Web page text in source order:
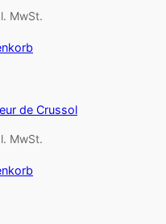
MwSt.
de Crussol
MwSt.